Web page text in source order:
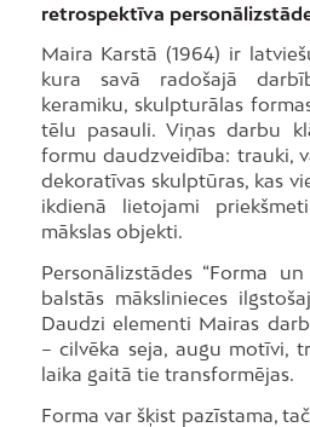
retrospektīva
Maira Karstā (1964) ir
kura savā radošajā
keramiku, skulpturālas
tēlu pasauli. Viņas darbu
formu daudzveidība: trauki,
dekoratīvas skulptūras, kas
ikdienā lietojami
mākslas objekti.
Personālizstādes “Forma
balstās mākslinieces
Daudzi elementi Mairas
– cilvēka seja, augu motīvi,
laika gaitā tie transformējas.
Forma var šķist pazīstama,